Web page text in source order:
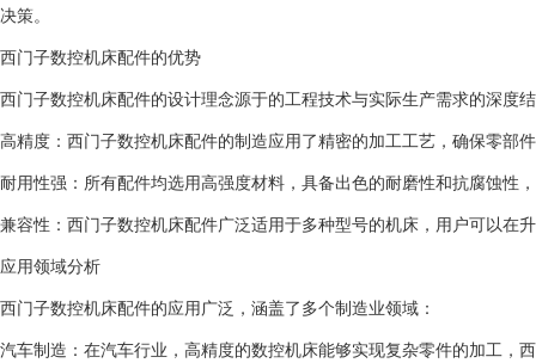
决策。
西门子数控机床配件的优势
西门子数控机床配件的设计理念源于的工程技术与实际生产需求的深度
高精度：西门子数控机床配件的制造应用了精密的加工工艺，确保零部
耐用性强：所有配件均选用高强度材料，具备出色的耐磨性和抗腐蚀性
兼容性：西门子数控机床配件广泛适用于多种型号的机床，用户可以在
应用领域分析
西门子数控机床配件的应用广泛，涵盖了多个制造业领域：
汽车制造：在汽车行业，高精度的数控机床能够实现复杂零件的加工，